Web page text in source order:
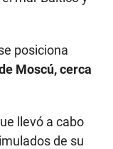
posiciona
Moscú, cerca
llevó a cabo
de su